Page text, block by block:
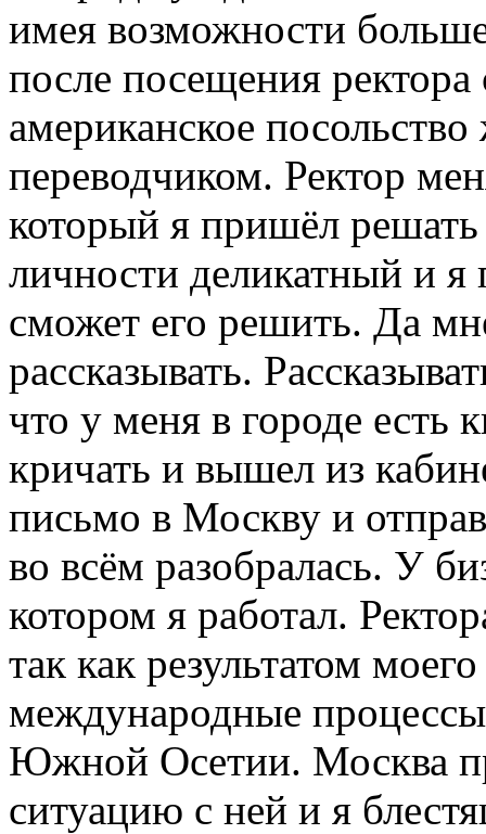
имея возможности
после посещения ректора
американское
переводчиком. Ректор
который я пришёл
личности деликатный и я
сможет его решить. Да
рассказывать.
что у меня в городе есть
кричать и вышел из
письмо в Москву и
во всём разобралась. У
котором я работал.
так как результатом
международные процессы
Южной Осетии. Москва
ситуацию с ней и я